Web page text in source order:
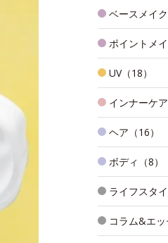
ベースメイク
ポイントメイ
UV（18）
インナーケア
ヘア（16）
ボディ（8）
ライフスタイ
コラム&エッ